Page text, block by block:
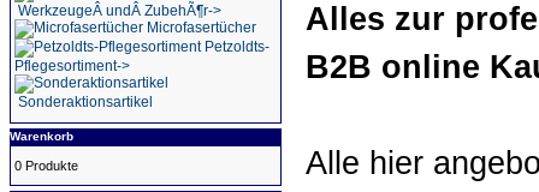
WerkzeugeÂ undÂ ZubehÃ¶r->
Microfasertücher
Petzoldts-
Pflegesortiment->
Sonderaktionsartikel
Warenkorb
0 Produkte
Alles zur
B2B online
Alle hier